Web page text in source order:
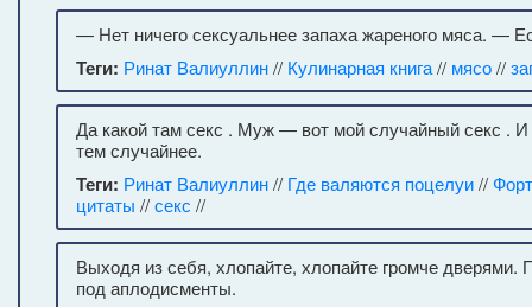
— Нет ничего сексуальнее запаха жареного мяса. —
Теги: Ринат Валиуллин// Кулинарная книга// мясо//
Да какой там секс . Муж — вот мой случайный секс .
тем случайнее.
Теги: Ринат Валиуллин// Где валяются поцелуи//
цитаты //секс //
Выходя из себя, хлопайте, хлопайте громче дверями.
под аплодисменты.